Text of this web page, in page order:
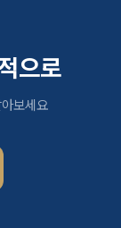
으로
보세요